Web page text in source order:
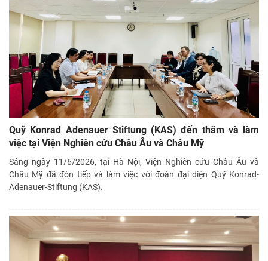
Quỹ Konrad Adenauer Stiftung (KAS) đến thăm và làm
việc tại Viện Nghiên cứu Châu Âu và Châu Mỹ
Sáng ngày 11/6/2026, tại Hà Nội, Viện Nghiên cứu Châu Âu và
Châu Mỹ đã đón tiếp và làm việc với đoàn đại diện Quỹ Konrad-
Adenauer-Stiftung (KAS).